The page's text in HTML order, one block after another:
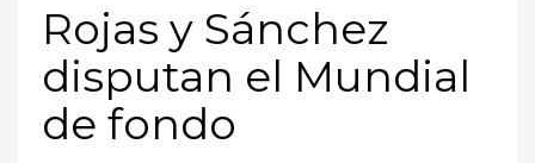
Rojas y Sánchez
disputan el Mundial
de fondo